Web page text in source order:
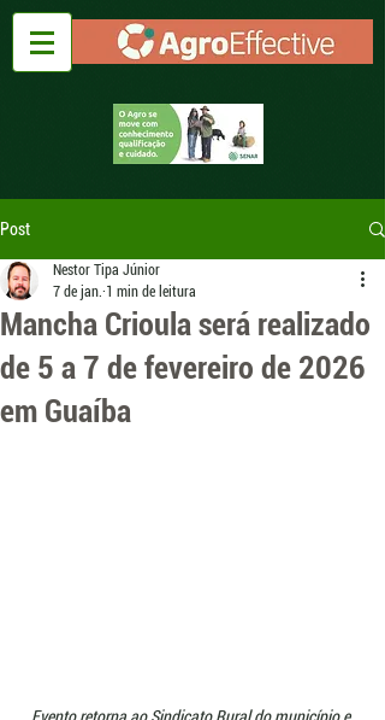
Post
Mancha Crioula será realizado
de 5 a 7 de fevereiro de 2026
em Guaíba
Nestor Tipa Júnior
7 de jan. 1 min de leitura